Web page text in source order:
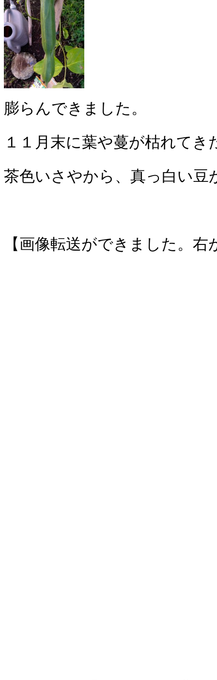
膨らんできました。
１１月末に葉や蔓が枯れて
茶色いさやから、真っ白い
【画像転送ができました。